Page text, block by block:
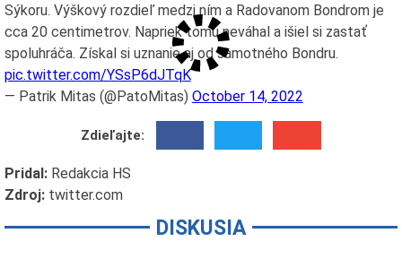
Sýkoru. Výškový rozdieľ medzi ním a Radovanom Bondrom je
cca 20 centimetrov. Napriek tomu neváhal a išiel si zastať
spoluhráča. Získal si uznanie aj od samotného Bondru.
pic.twitter.com/YSsP6dJTqK
— Patrik Mitas (@PatoMitas) October 14, 2022
Zdieľajte:
Pridal: Redakcia HS
Zdroj: twitter.com
DISKUSIA